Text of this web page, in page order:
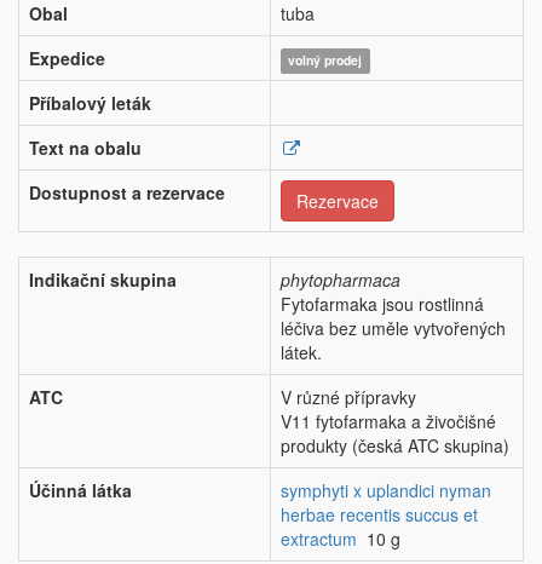
Obal
tuba
Expedice
volný prodej
Příbalový leták
Text na obalu
Dostupnost a rezervace
Rezervace
Indikační skupina
phytopharmaca
Fytofarmaka jsou rostlinná
léčiva bez uměle vytvořených
látek.
ATC
V různé přípravky
V11 fytofarmaka a živočišné
produkty (česká ATC skupina)
Účinná látka
symphyti x uplandici nyman
herbae recentis succus et
extractum 10 g